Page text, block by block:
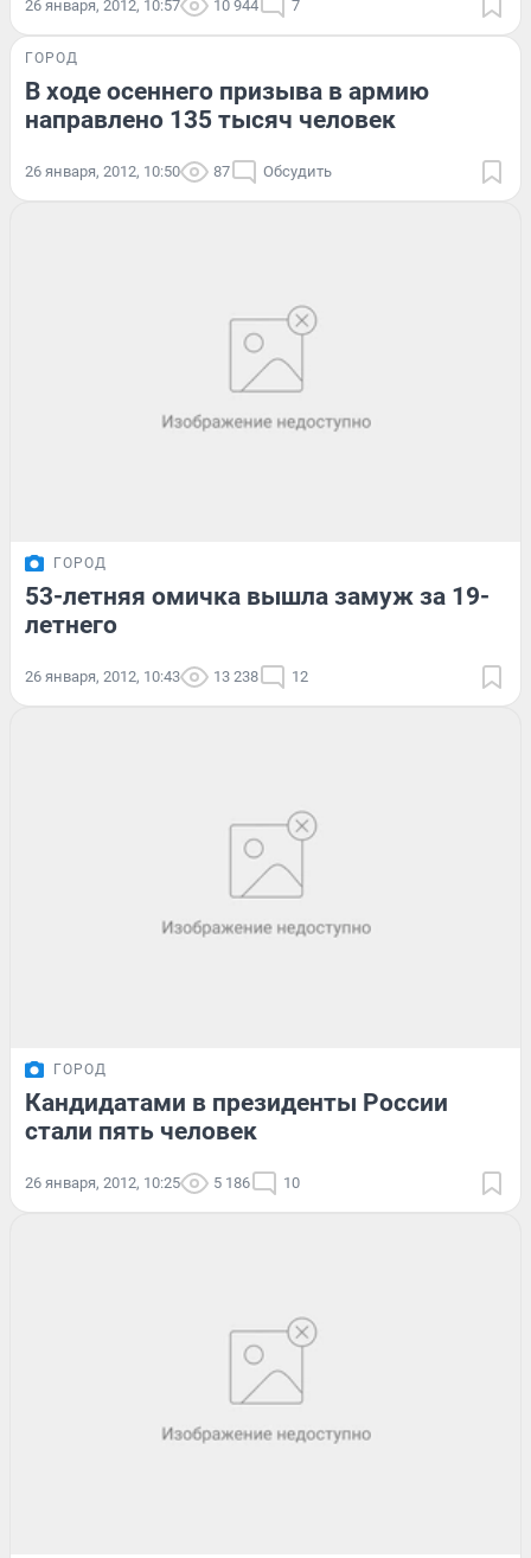
26 января, 2012, 10:57 10 944 7
ГОРОД
В ходе осеннего призыва в армию
направлено 135 тысяч человек
26 января, 2012, 10:50 87 Обсудить
ГОРОД
53-летняя омичка вышла замуж за 19-
летнего
26 января, 2012, 10:43 13 238 12
ГОРОД
Кандидатами в президенты России
стали пять человек
26 января, 2012, 10:25 5 186 10